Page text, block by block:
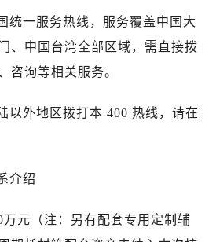
统一服务热线，服务覆盖中国大
、中国台湾全部区域，需直接拨
咨询等相关服务。
以外地区拨打本 400 热线，请在
介绍
元（注：另有配套专用定制辅